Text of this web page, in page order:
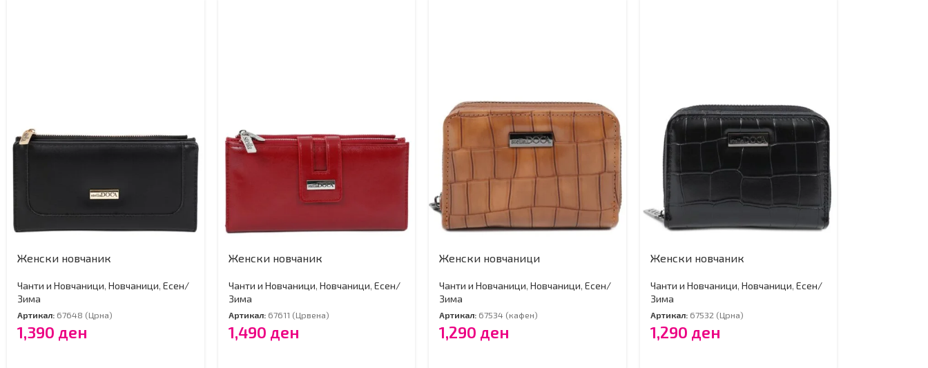
Женски новчаник
Чанти и Новчаници, Новчаници, Есен/
Зима
Артикал: 67648 (Црна)
1,390 ден
Женски новчаник
Чанти и Новчаници, Новчаници, Есен/
Зима
Артикал: 67611 (Црвена)
1,490 ден
Женски новчаници
Чанти и Новчаници, Новчаници, Есен/
Зима
Артикал: 67534 (кафен)
1,290 ден
Женски новчаник
Чанти и Новчаници, Новчаници, Есен/
Зима
Артикал: 67532 (Црна)
1,290 ден